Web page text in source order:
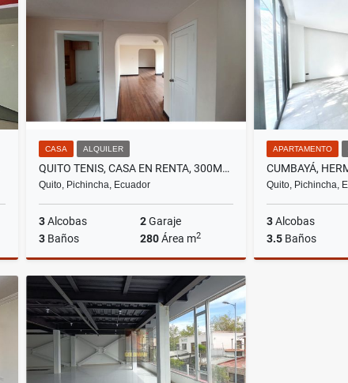
CASA ALQUILER
QUITO TENIS, CASA EN RENTA, 300M2, 3 HABITACIONES
Quito, Pichincha, Ecuador
3Alcobas 2Garaje
3 Baños 280Área m2
Alquiler
US$1,200
APARTAMENTO
Quito, Pichincha,
3Alcobas
3.5 Baños